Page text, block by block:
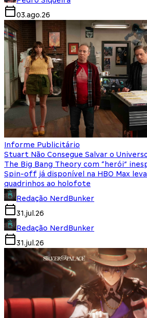
03.ago.26
Informe Publicitário
Stuart Não Consegue Salvar o
The Big Bang Theory com “herói”
Spin-off já disponível na HBO Max
quadrinhos ao holofote
Redação NerdBunker
31.jul.26
Redação NerdBunker
31.jul.26